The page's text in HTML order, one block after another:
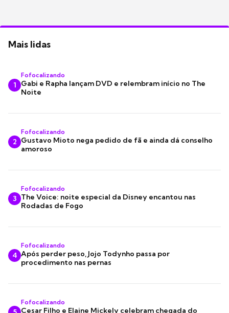
Mais lidas
1
Fofocalizando
Gabi e Rapha lançam DVD e relembram início no The
Noite
2
Fofocalizando
Gustavo Mioto nega pedido de fã e ainda dá conselho
amoroso
3
Fofocalizando
The Voice: noite especial da Disney encantou nas
Rodadas de Fogo
4
Fofocalizando
Após perder peso, Jojo Todynho passa por
procedimento nas pernas
Fofocalizando
Cesar Filho e Elaine Mickely celebram chegada do